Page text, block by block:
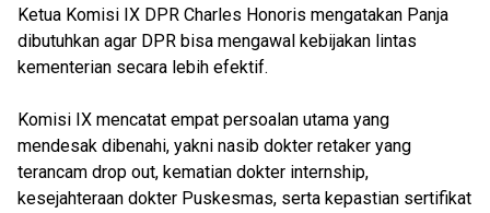
Ketua Komisi IX DPR Charles Honoris mengatakan Panja
dibutuhkan agar DPR bisa mengawal kebijakan lintas
kementerian secara lebih efektif.
Komisi IX mencatat empat persoalan utama yang
mendesak dibenahi, yakni nasib dokter retaker yang
terancam drop out, kematian dokter internship,
kesejahteraan dokter Puskesmas, serta kepastian sertifikat